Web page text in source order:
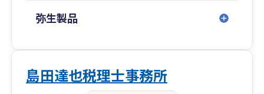
弥生製品
島田達也税理士事務所